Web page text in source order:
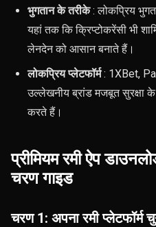
भुगतान के तरीके: लोकप्रिय
यहां तक ​​कि क्रिप्टोकरेंसी भी
लेनदेन को आसान बनाते हैं।
लोकप्रिय प्लेटफॉर्म: 1XBet,
उल्लेखनीय ब्रांड मजबूत सुरक्षा
करते हैं।
प्रीमियम रमी ऐप
चरण गाइड
चरण 1: अपना रमी प्लेटफॉर्म